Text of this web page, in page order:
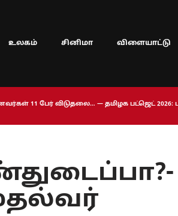
உலகம் சினிமா விளையாட்டு
11 பேர் விடுதலை… — தமிழக பட்ஜெட்